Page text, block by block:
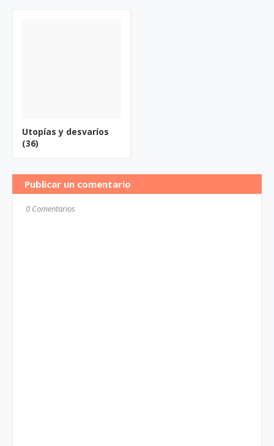
Utopías y desvaríos
(36)
Publicar un comentario
0 Comentarios